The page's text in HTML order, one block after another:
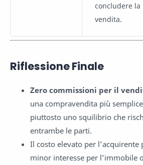
concludere la
vendita.
Riflessione Finale
Zero commissioni per il
una compravendita più
piuttosto uno squilibrio che
entrambe le parti.
Il costo elevato per l’acquirente
minor interesse per l’immobile